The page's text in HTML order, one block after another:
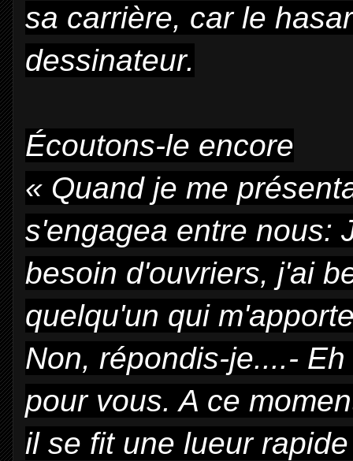
sa carrière, car le
dessinateur.
Écoutons-le encore
« Quand je me
s'engagea entre nous:
besoin d'ouvriers, j'ai
quelqu'un qui
Non, répondis-je....-
pour vous. A ce
il se fit une lueur